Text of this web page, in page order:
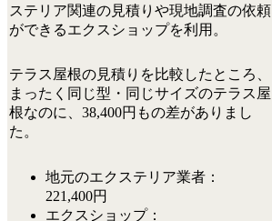
ステリア関連の見積りや現地調査の依頼
ができるエクスショップを利用。
テラス屋根の見積りを比較したところ、
まったく同じ型・同じサイズのテラス屋
根なのに、38,400円もの差がありまし
た。
地元のエクステリア業者：
221,400円
エクスショップ：